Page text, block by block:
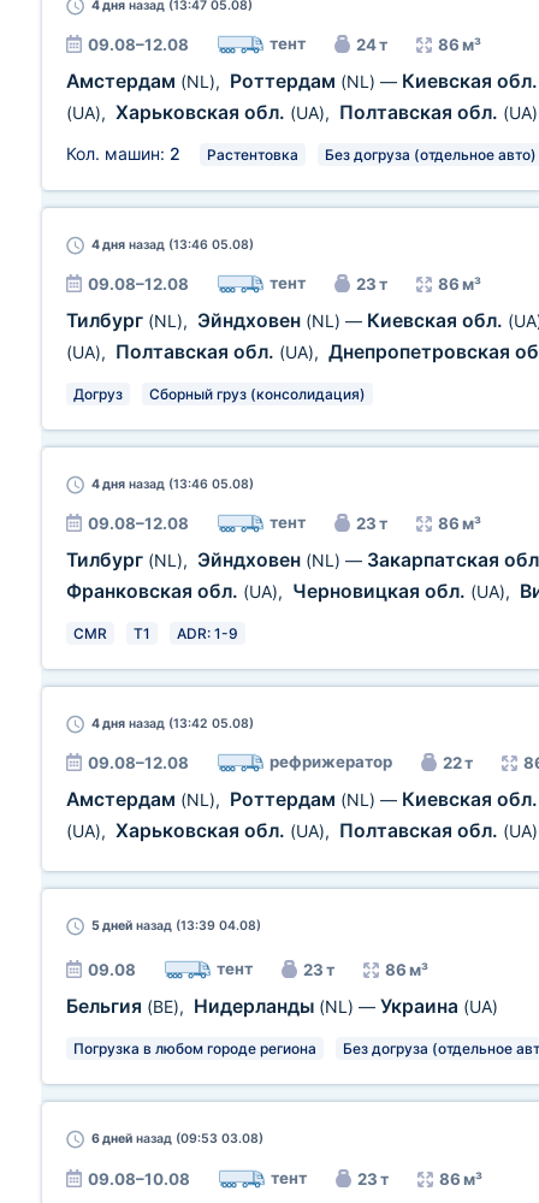
4 дня назад (13:47 05.08)
09.08–12.08 тент 24 т 86 м³
Амстердам (NL), Роттердам (NL) — Киевская
(UA), Харьковская обл. (UA), Полтавская обл. (UA)
Кол. машин: 2 Растентовка Без догруза (отдельное авто)
4 дня назад (13:46 05.08)
09.08–12.08 тент 23 т 86 м³
Тилбург (NL), Эйндховен (NL) — Киевская обл.
(UA), Полтавская обл. (UA), Днепропетровская
Догруз Сборный груз (консолидация)
4 дня назад (13:46 05.08)
09.08–12.08 тент 23 т 86 м³
Тилбург (NL), Эйндховен (NL) — Закарпатская
Франковская обл. (UA), Черновицкая обл. (UA),
CMR T1 ADR: 1-9
4 дня назад (13:42 05.08)
09.08–12.08 рефрижератор 22 т
Амстердам (NL), Роттердам (NL) — Киевская
(UA), Харьковская обл. (UA), Полтавская обл. (UA)
5 дней назад (13:39 04.08)
09.08 тент 23 т 86 м³
Бельгия (BE), Нидерланды (NL) — Украина (UA)
Погрузка в любом городе региона Без догруза (отдельное
6 дней назад (09:53 03.08)
09.08–10.08 тент 23 т 86 м³